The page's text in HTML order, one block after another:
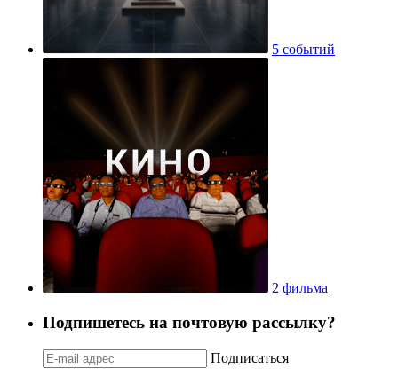
5 событий
2 фильма
Подпишетесь на почтовую рассылку?
Подписаться